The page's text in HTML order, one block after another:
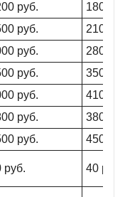
руб.
1800
руб.
2100
руб.
2800
руб.
3500
руб.
4100
руб.
3800
руб.
4500
руб. 40 руб.